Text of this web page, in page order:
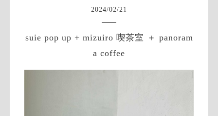
2024/02/21
suie pop up + mizuiro 喫茶室 ＋ panoram
a coffee